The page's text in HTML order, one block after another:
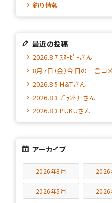
釣り情報
最近の投稿
2026.8.7 ｽﾇｰﾋﾟｰさん
8月7日（金）今日の一言コ
2026.8.5 H&Tさん
2026.8.3 ﾌﾟﾗﾝﾄﾘｰさん
2026.8.3 PUKUさん
アーカイブ
2026年8月 2026
2026年5月 2026